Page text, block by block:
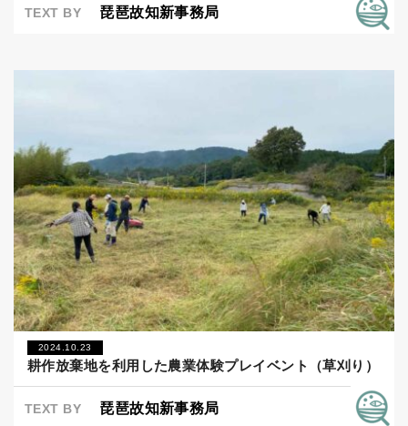
TEXT BY 琵琶故知新事務局
2024.10.23
耕作放棄地を利用した農業体験プレイベント（草刈り）
TEXT BY 琵琶故知新事務局